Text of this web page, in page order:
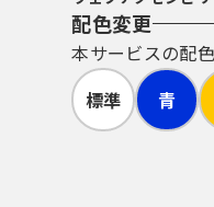
配色変更
本サービスの配
標準
青